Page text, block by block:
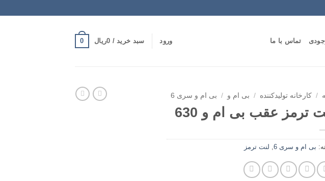
تماس با ما ورود سبد خرید / 0ریال 0
/ کارخانه تولیدکننده / بی ام و / بی ام و سری 6
ترمز عقب بی ام و 630
بی ام و سری 6 لنت ترمز